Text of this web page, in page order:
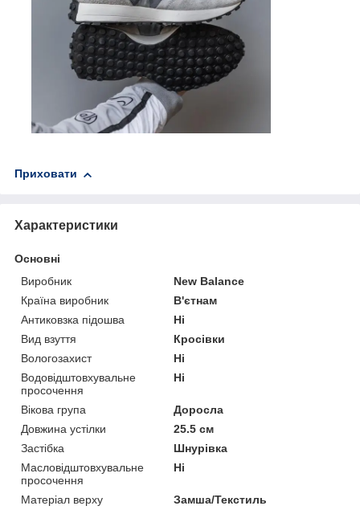
Приховати
Характеристики
Основні
Виробник
New Balance
Країна виробник
В'єтнам
Антиковзка підошва
Ні
Вид взуття
Кросівки
Вологозахист
Ні
Водовідштовхувальне
просочення
Ні
Вікова група
Доросла
Довжина устілки
25.5 см
Застібка
Шнурівка
Масловідштовхувальне
просочення
Ні
Матеріал верху
Замша/Текстиль